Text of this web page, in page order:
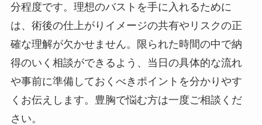
分程度です。理想のバストを手に入れるために
は、術後の仕上がりイメージの共有やリスクの正
確な理解が欠かせません。限られた時間の中で納
得のいく相談ができるよう、当日の具体的な流れ
や事前に準備しておくべきポイントを分かりやす
くお伝えします。豊胸で悩む方は一度ご相談くだ
さい。